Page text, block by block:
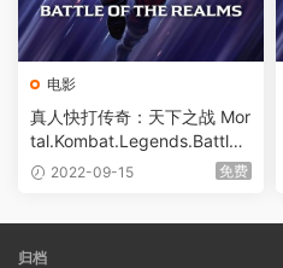
电影
真人快打传奇：天下之战 Mor
tal.Kombat.Legends.Battle.
of.the.Realms.2021.2160p.B
2022-09-15 免费
归档